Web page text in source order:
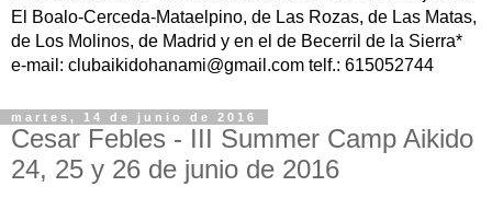
El Boalo-Cerceda-Mataelpino, de Las Rozas, de Las Matas,
de Los Molinos, de Madrid y en el de Becerril de la Sierra*
e-mail: clubaikidohanami@gmail.com telf.: 615052744
martes, 14 de junio de 2016
Cesar Febles - III Summer Camp Aikido
24, 25 y 26 de junio de 2016